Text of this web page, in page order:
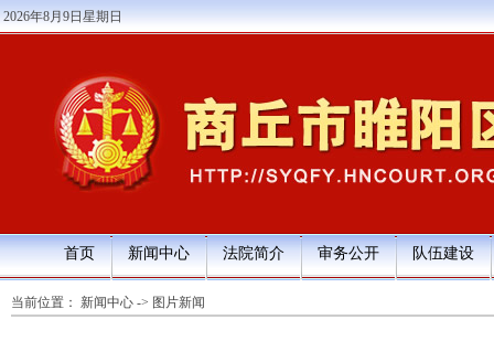
2026年8月9日星期日
首页 新闻中心 法院简介 审务公开 队伍建设
当前位置： 新闻中心 -> 图片新闻